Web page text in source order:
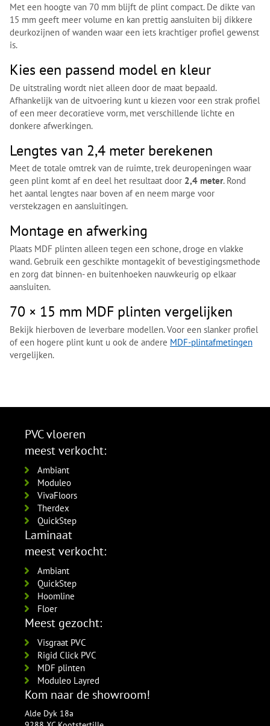
Met een hoogte van 70 mm blijft de plint compact. De dikte van
15 mm geeft meer volume en kan prettig aansluiten bij dikkere
deurkozijnen of wanden waar een iets krachtiger profiel gewenst
is.
Kies een passend model en kleur
De uitstraling wordt niet alleen door de maat bepaald.
Afhankelijk van de uitvoering kunt u kiezen voor een strak profiel
of een meer decoratieve vorm, met verschillende lichte en
donkere afwerkingen.
Lengtes van 2,4 meter berekenen
Meet de totale omtrek van de ruimte, trek deuropeningen waar
geen plint komt af en deel het resultaat door 2,4 meter. Rond
het aantal lengtes naar boven af en neem marge voor
verstekzagen en aansluitingen.
Montage en afwerking
Plaats MDF plinten alleen tegen een schone, droge en vlakke
wand. Gebruik een geschikte montagekit of bevestigingsmethode
en zorg dat binnen- en buitenhoeken nauwkeurig op elkaar
aansluiten.
70 × 15 mm MDF plinten vergelijken
Bekijk hierboven de leverbare modellen. Voor een slanker profiel
of een hogere plint kunt u ook de andere MDF-plintafmetingen
vergelijken.
PVC vloeren
meest verkocht:
Ambiant
Moduleo
VivaFloors
Therdex
QuickStep
Laminaat
meest verkocht:
Ambiant
QuickStep
Hoomline
Floer
Meest gezocht:
Visgraat PVC
Rigid Click PVC
MDF plinten
Moduleo Layred
Kom naar de showroom!
Alde Dyk 18a